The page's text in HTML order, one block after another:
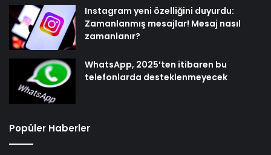
Instagram yeni özelliğini duyurdu:
Zamanlanmış mesajlar! Mesaj nasıl
zamanlanır?
WhatsApp, 2025’ten itibaren bu
telefonlarda desteklenmeyecek
Popüler Haberler